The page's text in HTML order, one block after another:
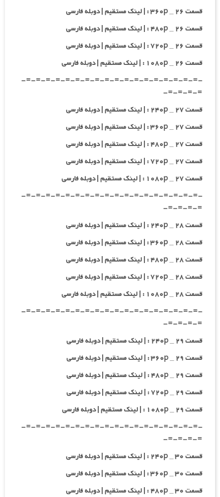
قسمت ۲۶ _ ۳۶۰p : | لینک مستقیم | دوبله فارسی
قسمت ۲۶ _ ۴۸۰p : | لینک مستقیم | دوبله فارسی
قسمت ۲۶ _ ۷۲۰p : | لینک مستقیم | دوبله فارسی
قسمت ۲۶ _ ۱۰۸۰p : | لینک مستقیم | دوبله فارسی
-=-=-=-=-=-=-=-=-=-=-=-=-=-=-=-=-=-=-
=-=-=-=-
قسمت ۲۷ _ ۲۴۰p : | لینک مستقیم | دوبله فارسی
قسمت ۲۷ _ ۳۶۰p : | لینک مستقیم | دوبله فارسی
قسمت ۲۷ _ ۴۸۰p : | لینک مستقیم | دوبله فارسی
قسمت ۲۷ _ ۷۲۰p : | لینک مستقیم | دوبله فارسی
قسمت ۲۷ _ ۱۰۸۰p : | لینک مستقیم | دوبله فارسی
-=-=-=-=-=-=-=-=-=-=-=-=-=-=-=-=-=-=-
=-=-=-=-
قسمت ۲۸ _ ۲۴۰p : | لینک مستقیم | دوبله فارسی
قسمت ۲۸ _ ۳۶۰p : | لینک مستقیم | دوبله فارسی
قسمت ۲۸ _ ۴۸۰p : | لینک مستقیم | دوبله فارسی
قسمت ۲۸ _ ۷۲۰p : | لینک مستقیم | دوبله فارسی
قسمت ۲۸ _ ۱۰۸۰p : | لینک مستقیم | دوبله فارسی
-=-=-=-=-=-=-=-=-=-=-=-=-=-=-=-=-=-=-
=-=-=-=-
قسمت ۲۹ _ ۲۴۰p : | لینک مستقیم | دوبله فارسی
قسمت ۲۹ _ ۳۶۰p : | لینک مستقیم | دوبله فارسی
قسمت ۲۹ _ ۴۸۰p : | لینک مستقیم | دوبله فارسی
قسمت ۲۹ _ ۷۲۰p : | لینک مستقیم | دوبله فارسی
قسمت ۲۹ _ ۱۰۸۰p : | لینک مستقیم | دوبله فارسی
-=-=-=-=-=-=-=-=-=-=-=-=-=-=-=-=-=-=-
=-=-=-=-
قسمت ۳۰ _ ۲۴۰p : | لینک مستقیم | دوبله فارسی
قسمت ۳۰ _ ۳۶۰p : | لینک مستقیم | دوبله فارسی
قسمت ۳۰ _ ۴۸۰p : | لینک مستقیم | دوبله فارسی